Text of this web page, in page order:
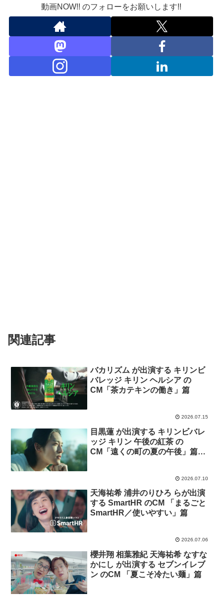
動画NOW!! のフォローをお願いします!!
関連記事
バカリズム が出演する キリンビ
バレッジ キリン ヘルシア の
CM「茶カテキンの働き」篇
2026.07.15
目黒蓮 が出演する キリンビバレ
ッジ キリン 午後の紅茶 の
CM「遠くの町の夏の午後」篇。
2026.07.10
天海祐希 浦井のりひろ らが出演
する SmartHR のCM 「まるごと
SmartHR／使いやすい」篇
2026.07.06
櫻井翔 相葉雅紀 天海祐希 なすな
かにし が出演する セブンイレブ
ン のCM 「夏こそ冷たい麺」篇